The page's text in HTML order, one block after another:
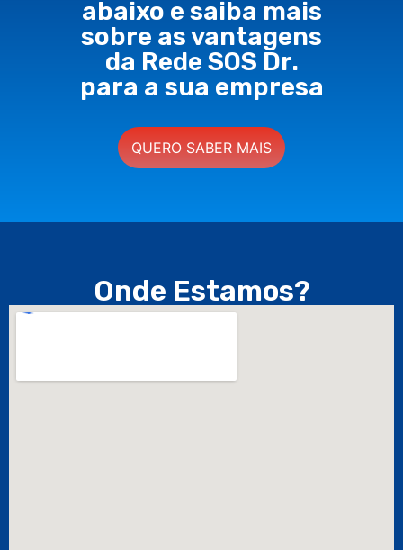
abaixo e saiba mais
sobre as vantagens
da Rede SOS Dr.
para a sua empresa
QUERO SABER MAIS
Onde Estamos?